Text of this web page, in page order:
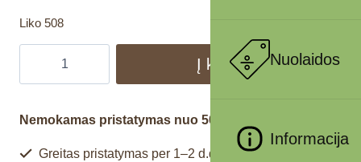
Nuolaidos
Informacija
Liko 508
Į krepšelį
Nemokamas pristatymas nuo 50€
Greitas pristatymas per 1–2 d.d.